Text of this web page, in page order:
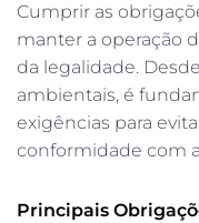
Cumprir as
manter a operação
da legalidade.
ambientais, é
exigências para
conformidade com
Principais